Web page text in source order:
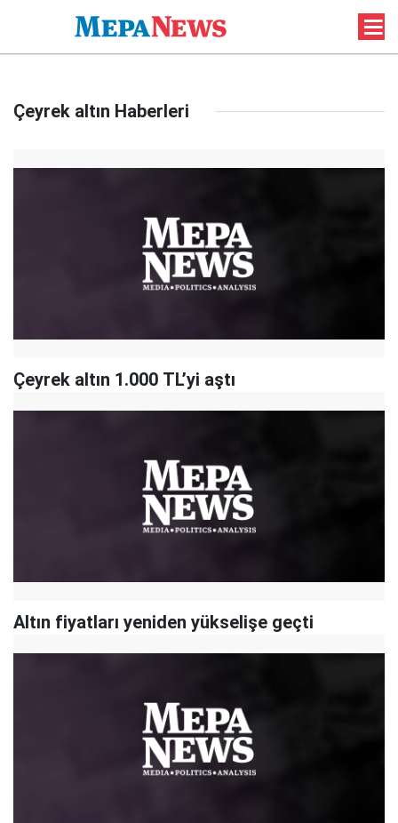
Çeyrek altın Haberleri
Çeyrek altın 1.000 TL’yi aştı
Altın fiyatları yeniden yükselişe geçti